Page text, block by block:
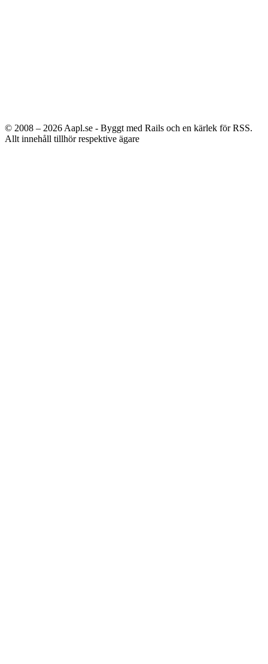
© 2008 – 2026 Aapl.se - Byggt med Rails och en kärlek för RSS.
Allt innehåll tillhör respektive ägare